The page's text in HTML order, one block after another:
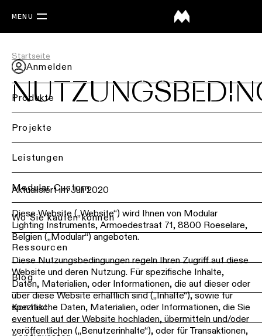
MENU
Anmelden
Produkte
Aufbau
-
Projekte
Beleuchtung
Leistungen
DIALux-
Studien
Modular Custom
Wo Sie kaufen können
Ressourcen
Blog
Kontakt
Startseite
Aktualisiert im Juli 2020
Diese Website („Website“) wird Ihnen von Modular
Lighting Instruments, Armoedestraat 71, 8800 Roeselare,
Belgien („Modular“) angeboten.
Diese Nutzungsbedingungen regeln Ihren Zugriff auf diese
Website und deren Nutzung. Für spezifische Inhalte,
Daten, Materialien, oder Informationen, die auf dieser oder
über diese Website erhältlich sind („Inhalte“), sowie für
spezifische Daten, Materialien, oder Informationen, die Sie
eventuell auf der Website hochladen, übermitteln und/oder
veröffentlichen („Benutzerinhalte“), oder für Transaktionen,